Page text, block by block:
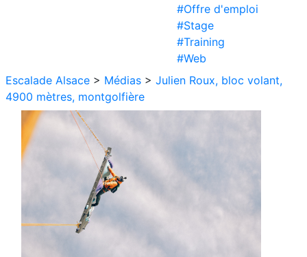
#Offre d'emploi
#Stage
#Training
#Web
Escalade Alsace > Médias > Julien Roux, bloc volant,
4900 mètres, montgolfière